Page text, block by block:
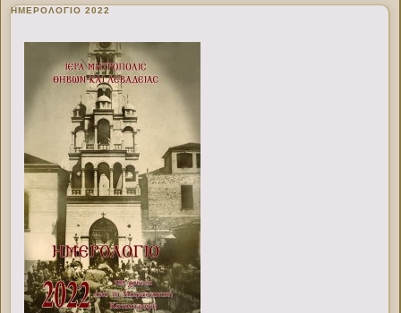
ΗΜΕΡΟΛΟΓΙΟ 2022